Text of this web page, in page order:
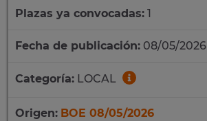
Plazas ya convocadas: 1
Fecha de publicación: 08/05/2026
Categoría: LOCAL
Origen: BOE 08/05/2026